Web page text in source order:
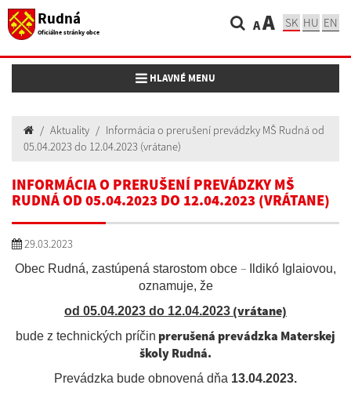
Rudná
Oficiálne stránky obce AA SK HU EN
Toggle navigation
HLAVNÉ MENU
Aktuality
Informácia o prerušení prevádzky MŠ Rudná od
05.04.2023 do 12.04.2023 (vrátane)
INFORMÁCIA O PRERUŠENÍ PREVÁDZKY MŠ
RUDNÁ OD 05.04.2023 DO 12.04.2023 (VRÁTANE)
29.03.2023
Obec Rudná, zastúpená starostom obce –
Ildikó Iglaiovou,
oznamuje, že
od 05.04.2023 do 12.04.2023 (vrátane)
bude z technických príčin prerušená prevádzka Materskej
školy Rudná.
Prevádzka bude obnovená dňa 13.04.2023.